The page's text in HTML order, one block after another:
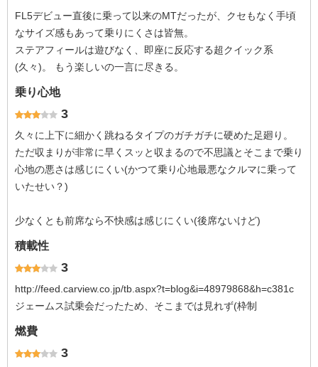
FL5デビュー直後に乗って以来のMTだったが、クセもなく手頃
なサイズ感もあって乗りにくさは皆無。
ステアフィールは遊びなく、即座に反応する超クイック系
(久々)。 もう楽しいの一言に尽きる。
乗り心地
3
久々に上下に細かく跳ねるタイプのガチガチに硬めた足廻り。
ただ収まりが非常に早くスッと収まるので不思議とそこまで乗り
心地の悪さは感じにくい(かつて乗り心地最悪なクルマに乗って
いたせい？)
少なくとも前席なら不快感は感じにくい(後席ないけど)
積載性
3
http://feed.carview.co.jp/tb.aspx?t=blog&i=48979868&h=c381c
ジェームス試乗会だったため、そこまでは見れず(枠制
燃費
3